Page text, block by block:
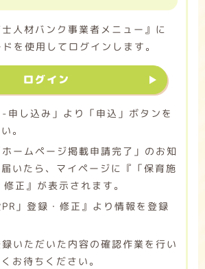
人材バンク事業者メニュー』に
を使用してログインします。
ログイン
し込み」より「申込」ボタンを
。
ームページ掲載申請完了」のお知
いたら、マイページに『「保育施
正』が表示されます。
」登録・修正』より情報を登録
いただいた内容の確認作業を行い
お待ちください。